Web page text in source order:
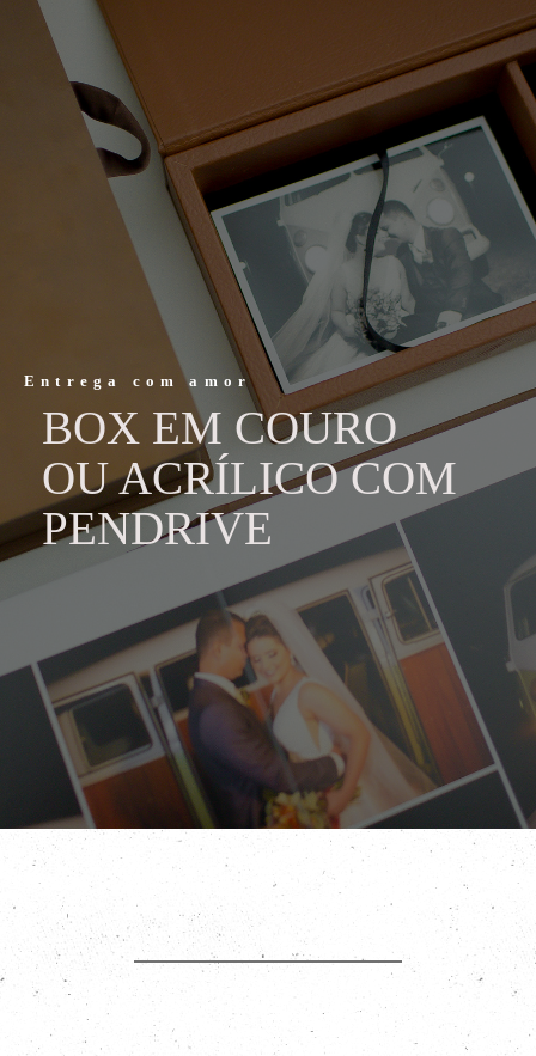
Entrega com amor
BOX EM COURO
OU ACRÍLICO COM
PENDRIVE